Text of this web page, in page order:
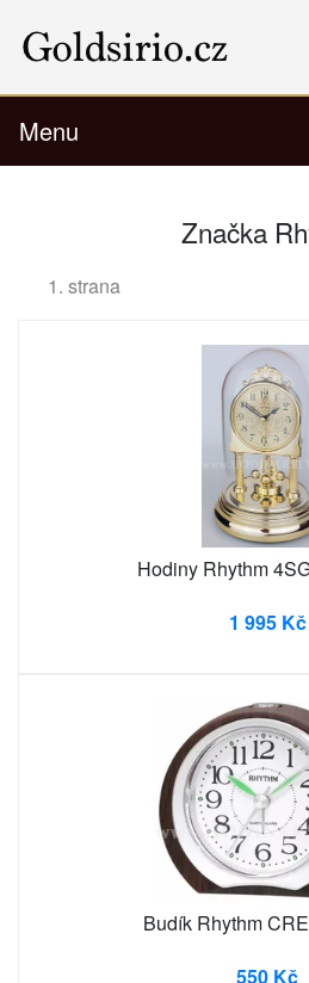
Menu
Značka
1. strana
Hodiny Rhythm
1 995 Kč
Budík Rhythm
550 Kč